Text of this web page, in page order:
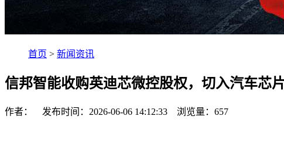
首页 > 新闻资讯
信邦智能收购英迪芯微控股权，切入汽车芯
作者： 发布时间：2026-06-06 14:12:33 浏览量： 657